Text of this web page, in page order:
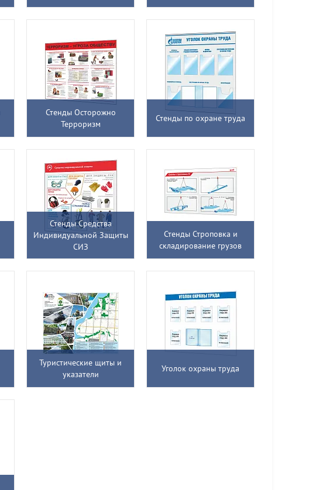
Стенды Осторожно
Терроризм
Стенды по охране труда
Стенды Средства
Индивидуальной Защиты
СИЗ
Стенды Строповка и
складирование грузов
Туристические щиты и
указатели
Уголок охраны труда